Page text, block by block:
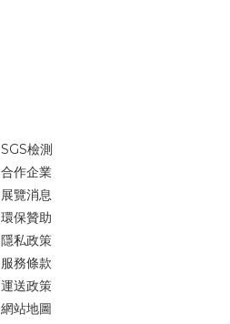
SGS檢測
合作企業
展覽消息
環保贊助
隱私政策
服務條款
運送政策
網站地圖